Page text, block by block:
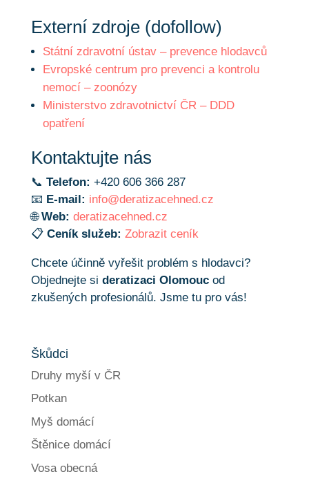
Externí zdroje (dofollow)
Státní zdravotní ústav – prevence hlodavců
Evropské centrum pro prevenci a kontrolu
nemocí – zoonózy
Ministerstvo zdravotnictví ČR – DDD
opatření
Kontaktujte nás
📞 Telefon: +420 606 366 287
📧 E-mail: info@deratizacehned.cz
🌐Web: deratizacehned.cz
📋 Ceník služeb: Zobrazit ceník
Chcete účinně vyřešit problém s hlodavci?
Objednejte si deratizaci Olomoucod
zkušených profesionálů. Jsme tu pro vás!
Škůdci
Druhy myší v ČR
Potkan
Myš domácí
Štěnice domácí
Vosa obecná